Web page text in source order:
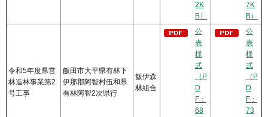
2K
B）
7K
B）
令和5年度県営
林造林事業第2
号工事
飯田市大平県有林下
伊那郡阿智村伍和県
有林阿智2次県行
飯伊森
林組合
公
表
様
式
（P
D
F：
68
公
表
様
式
（P
D
F：
73